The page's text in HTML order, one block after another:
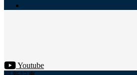
Youtube